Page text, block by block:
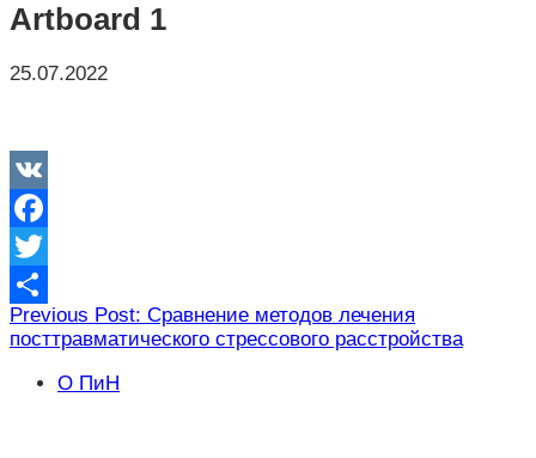
Artboard 1
25.07.2022
VK
Facebook
Twitter
Отправить
Навигация
по
записям
Previous Post: Сравнение методов лечения
посттравматического стрессового расстройства
О ПиН